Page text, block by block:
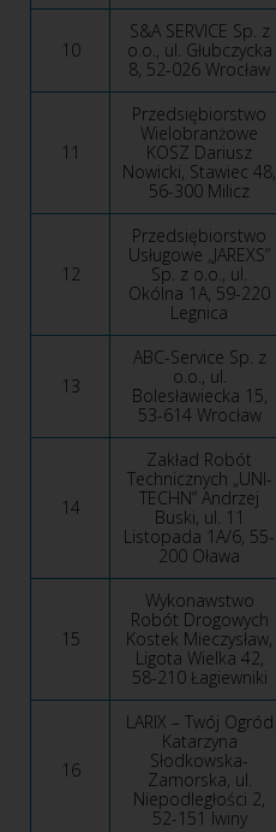
10
S&A SERVICE Sp. z
o.o., ul. Głubczycka
8, 52-026 Wrocław
11
Przedsiębiorstwo
Wielobranżowe
KOSZ Dariusz
Nowicki, Stawiec 48,
56-300 Milicz
12
Przedsiębiorstwo
Usługowe „JAREXS”
Sp. z o.o., ul.
Okólna 1A, 59-220
Legnica
13
ABC-Service Sp. z
o.o., ul.
Bolesławiecka 15,
53-614 Wrocław
14
Zakład Robót
Technicznych „UNI-
TECHN” Andrzej
Buski, ul. 11
Listopada 1A/6, 55-
200 Oława
15
Wykonawstwo
Robót Drogowych
Kostek Mieczysław,
Ligota Wielka 42,
58-210 Łagiewniki
16
LARIX – Twój Ogród
Katarzyna
Słodkowska-
Zamorska, ul.
Niepodległości 2,
52-151 Iwiny